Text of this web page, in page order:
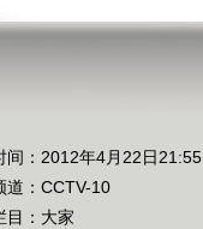
间：2012年4月22日21:55
： CCTV-10
： 大家